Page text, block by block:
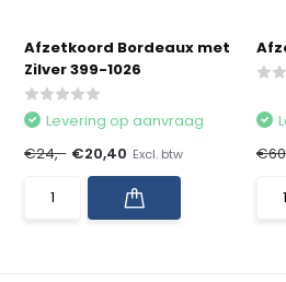
Afzetkoord Bordeaux met
Zilver 399-1026
Levering op aanvraag
€24,- €20,40 Excl. btw